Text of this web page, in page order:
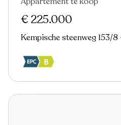
Nieuw
€ 225.000
Kempische steenweg 153/